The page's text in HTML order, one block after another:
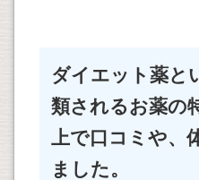
ダイエット薬と
類されるお薬の
上で口コミや、
ました。